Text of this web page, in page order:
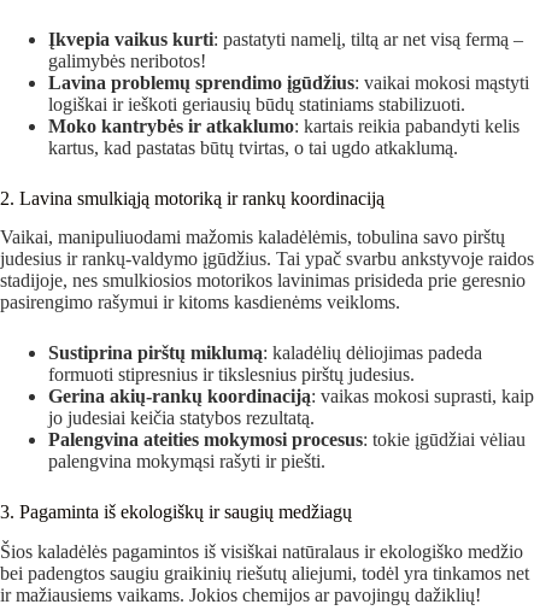
Įkvepia vaikus kurti: pastatyti namelį, tiltą ar net visą fermą –
galimybės neribotos!
Lavina problemų sprendimo įgūdžius: vaikai mokosi mąstyti
logiškai ir ieškoti geriausių būdų statiniams stabilizuoti.
Moko kantrybės ir atkaklumo: kartais reikia pabandyti kelis
kartus, kad pastatas būtų tvirtas, o tai ugdo atkaklumą.
2. Lavina smulkiąją motoriką ir rankų koordinaciją
Vaikai, manipuliuodami mažomis kaladėlėmis, tobulina savo pirštų
judesius ir rankų-valdymo įgūdžius. Tai ypač svarbu ankstyvoje raidos
stadijoje, nes smulkiosios motorikos lavinimas prisideda prie geresnio
pasirengimo rašymui ir kitoms kasdienėms veikloms.
Sustiprina pirštų miklumą: kaladėlių dėliojimas padeda
formuoti stipresnius ir tikslesnius pirštų judesius.
Gerina akių-rankų koordinaciją: vaikas mokosi suprasti, kaip
jo judesiai keičia statybos rezultatą.
Palengvina ateities mokymosi procesus: tokie įgūdžiai vėliau
palengvina mokymąsi rašyti ir piešti.
3. Pagaminta iš ekologiškų ir saugių medžiagų
Šios kaladėlės pagamintos iš visiškai natūralaus ir ekologiško medžio
bei padengtos saugiu graikinių riešutų aliejumi, todėl yra tinkamos net
ir mažiausiems vaikams. Jokios chemijos ar pavojingų dažiklių!